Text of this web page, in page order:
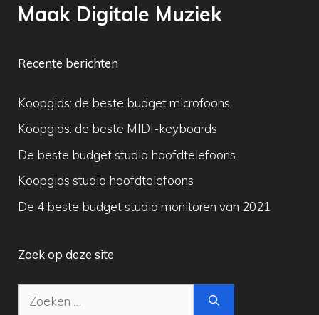
Maak Digitale Muziek
Recente berichten
Koopgids: de beste budget microfoons
Koopgids: de beste MIDI-keyboards
De beste budget studio hoofdtelefoons
Koopgids studio hoofdtelefoons
De 4 beste budget studio monitoren van 2021
Zoek op deze site
Zoek